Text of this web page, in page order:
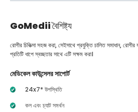
GoMediiবৈশিষ্ট্য
রোগীর চিকিত্সা সহজ করা, সেইসাথে প্রযুক্তি চালিত সমাধান, রোগীর
প্রতিটি ধাপে স্বচ্ছতার সাথে এটি সক্ষম করা।
মেডিকেল কাউন্সেলর সাপোর্ট
24x7* উপস্থিতি
কল এবং চ্যাট সমর্থন